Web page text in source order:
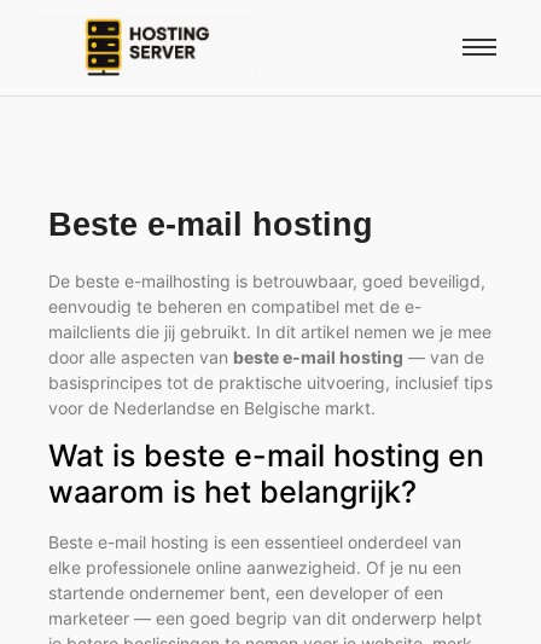
Beste e-mail hosting
De beste e-mailhosting is betrouwbaar, goed beveiligd,
eenvoudig te beheren en compatibel met de e-
mailclients die jij gebruikt. In dit artikel nemen we je mee
door alle aspecten van beste e-mail hosting — van de
basisprincipes tot de praktische uitvoering, inclusief tips
voor de Nederlandse en Belgische markt.
Wat is beste e-mail hosting en
waarom is het belangrijk?
Beste e-mail hosting is een essentieel onderdeel van
elke professionele online aanwezigheid. Of je nu een
startende ondernemer bent, een developer of een
marketeer — een goed begrip van dit onderwerp helpt